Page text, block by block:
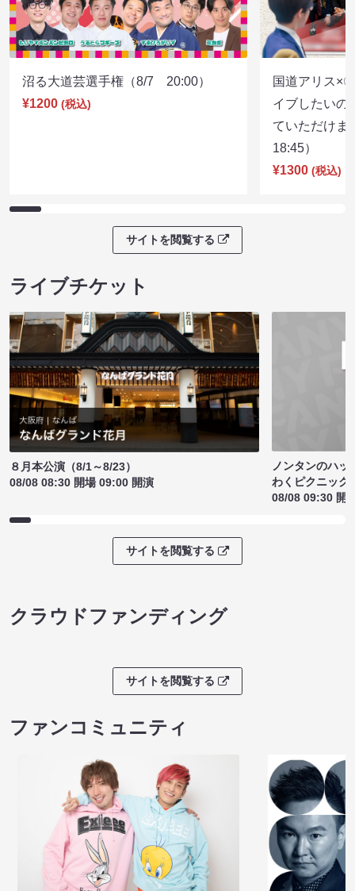
沼る大道芸選手権（8/7 20:00）
¥1200 (税込)
国道アリス×
イブしたいの
ていただけ
18:45）
¥1300 (税込)
サイトを閲覧する
ライブチケット
８月本公演（8/1～8/23）
08/08 08:30 開場 09:00 開演
ノンタンのハッ
わくピクニック
08/08 09:30 開
サイトを閲覧する
クラウドファンディング
サイトを閲覧する
ファンコミュニティ